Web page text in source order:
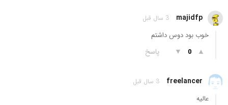
majidfp 3 سال قبل
خوب بود دوس داشتم
▲
0
▼ پاسخ
freelancer 3 سال قبل
عالیه